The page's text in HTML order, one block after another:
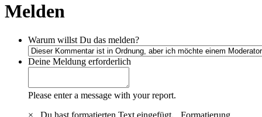
Melden
Warum willst Du das melden?
Deine Meldung erforderlich
Please enter a message with your report.
×
Du hast formatierten Text eingefügt. Formatierung